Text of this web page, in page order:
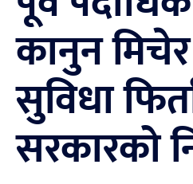
कानुन
सुविधा
सरकारको